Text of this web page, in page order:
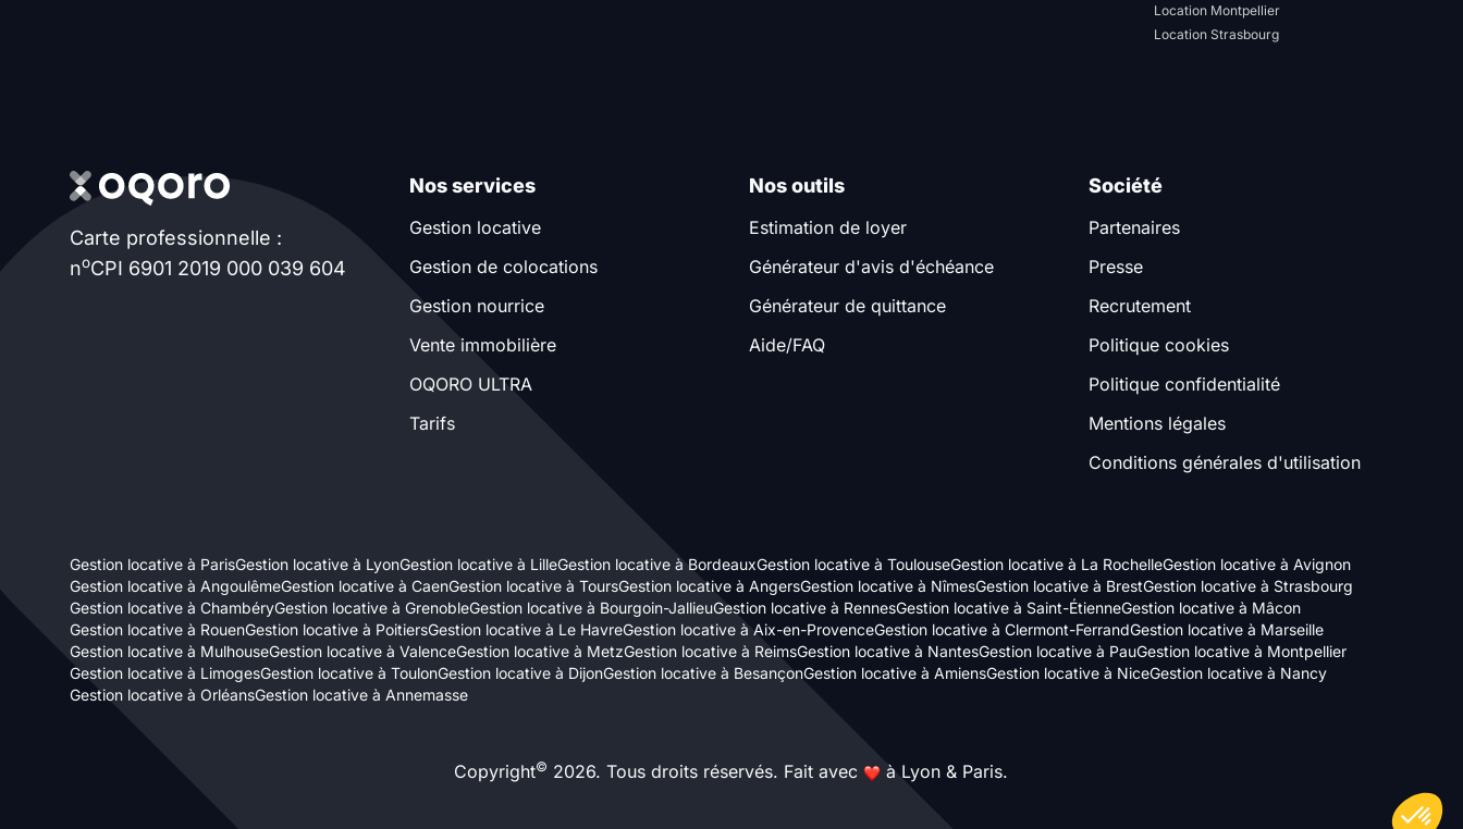
Nombre de chambres
disponibles
chambres
disponibles
Local à vélo
Disponible à partir du
Location Montpellier
Location Strasbourg
Carte professionnelle :
noCPI 6901 2019 000 039 604
Nos services
Gestion locative
Gestion de colocations
Gestion nourrice
Vente immobilière
OQORO ULTRA
Tarifs
Nos outils
Estimation de loyer
Générateur d'avis d'échéance
Générateur de quittance
Aide/FAQ
Société
Partenaires
Presse
Recrutement
Politique cookies
Politique confidentialité
Mentions légales
Conditions générales d'utilisation
Gestion locative à ParisGestion locative à LyonGestion locative à LilleGestion locative à BordeauxGestion locative à ToulouseGestion locative à La RochelleGestion locative à Avignon
Gestion locative à AngoulêmeGestion locative à CaenGestion locative à ToursGestion locative à AngersGestion locative à NîmesGestion locative à BrestGestion locative à Strasbourg
Gestion locative à ChambéryGestion locative à GrenobleGestion locative à Bourgoin-JallieuGestion locative à RennesGestion locative à Saint-ÉtienneGestion locative à Mâcon
Gestion locative à RouenGestion locative à PoitiersGestion locative à Le HavreGestion locative à Aix-en-ProvenceGestion locative à Clermont-FerrandGestion locative à Marseille
Gestion locative à MulhouseGestion locative à ValenceGestion locative à MetzGestion locative à ReimsGestion locative à NantesGestion locative à PauGestion locative à Montpellier
Gestion locative à LimogesGestion locative à ToulonGestion locative à DijonGestion locative à BesançonGestion locative à AmiensGestion locative à NiceGestion locative à Nancy
Gestion locative à OrléansGestion locative à Annemasse
Copyright© 2026. Tous droits réservés. Fait avec à Lyon & Paris.Axeptio consent
Plateforme de Gestion du Consentement : Personnalisez vos Options
Notre plateforme vous permet d'adapter et de gérer vos